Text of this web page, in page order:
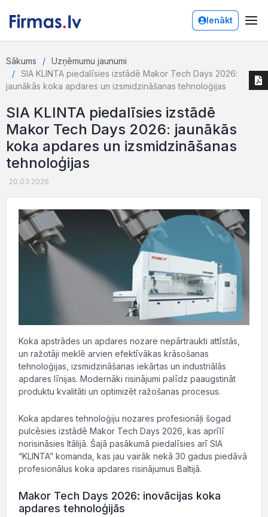
Ienākt
Sākums
Uzņēmumu jaunumi
SIA KLINTA piedalīsies izstādē Makor Tech Days 2026:
jaunākās koka apdares un izsmidzināšanas tehnoloģijas
SIA KLINTA piedalīsies izstādē
Makor Tech Days 2026: jaunākās
koka apdares un izsmidzināšanas
tehnoloģijas
20.03.2026
Koka apstrādes un apdares nozare nepārtraukti attīstās,
un ražotāji meklē arvien efektīvākas krāsošanas
tehnoloģijas, izsmidzināšanas iekārtas un industriālās
apdares līnijas. Modernāki risinājumi palīdz paaugstināt
produktu kvalitāti un optimizēt ražošanas procesus.
Koka apdares tehnoloģiju nozares profesionāļi šogad
pulcēsies izstādē Makor Tech Days 2026, kas aprīlī
norisināsies Itālijā. Šajā pasākumā piedalīsies arī SIA
“KLINTA” komanda, kas jau vairāk nekā 30 gadus piedāvā
profesionālus koka apdares risinājumus Baltijā.
Makor Tech Days 2026: inovācijas koka
apdares tehnoloģijās